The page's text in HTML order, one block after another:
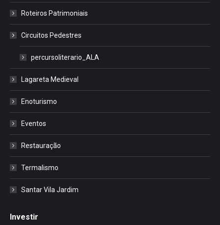
Roteiros Patrimoniais
Circuitos Pedestres
percursoliterario_ALA
Lagareta Medieval
Enoturismo
Eventos
Restauração
Termalismo
Santar Vila Jardim
Investir